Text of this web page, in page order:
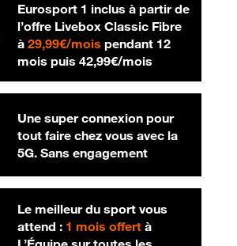
Eurosport 1 inclus à partir de
l’offre Livebox Classic Fibre
à 29,99€/mois29,99 € par mois
pendant 12
mois puis 42,99€/mois42,99 € par
Une super connexion pour
tout faire chez vous avec la
5G. Sans engagement
Le meilleur du sport vous
attend : 1 mois offertà